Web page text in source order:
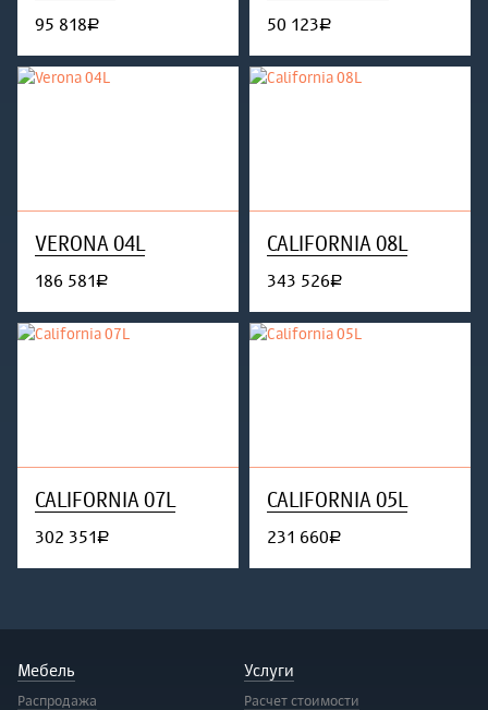
95 818руб. 50 123руб.
VERONA 04L
186 581руб.
CALIFORNIA 08L
343 526руб.
CALIFORNIA 07L
302 351руб.
CALIFORNIA 05L
231 660руб.
Мебель
Распродажа
Услуги
Расчет стоимости